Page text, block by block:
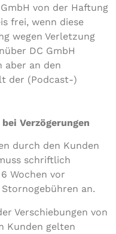
von der Haftung
frei, wenn diese
wegen Verletzung
DC GmbH
aber an den
der (Podcast-)
Verzögerungen
durch den Kunden
schriftlich
Wochen vor
an.
Verschiebungen von
Kunden gelten